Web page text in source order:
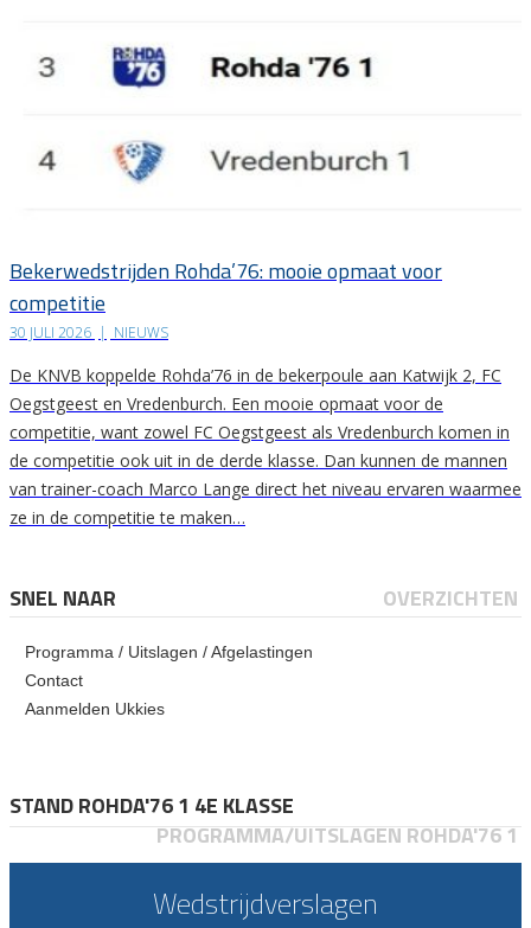
Bekerwedstrijden Rohda’76: mooie opmaat voor
competitie
30 JULI 2026 | NIEUWS
De KNVB koppelde Rohda’76 in de bekerpoule aan Katwijk 2, FC
Oegstgeest en Vredenburch. Een mooie opmaat voor de
competitie, want zowel FC Oegstgeest als Vredenburch komen in
de competitie ook uit in de derde klasse. Dan kunnen de mannen
van trainer-coach Marco Lange direct het niveau ervaren waarmee
ze in de competitie te maken…
SNEL NAAR OVERZICHTEN
Programma / Uitslagen / Afgelastingen
Contact
Aanmelden Ukkies
STAND ROHDA'76 1 4E KLASSE
PROGRAMMA/UITSLAGEN ROHDA'76 1
Wedstrijdverslagen